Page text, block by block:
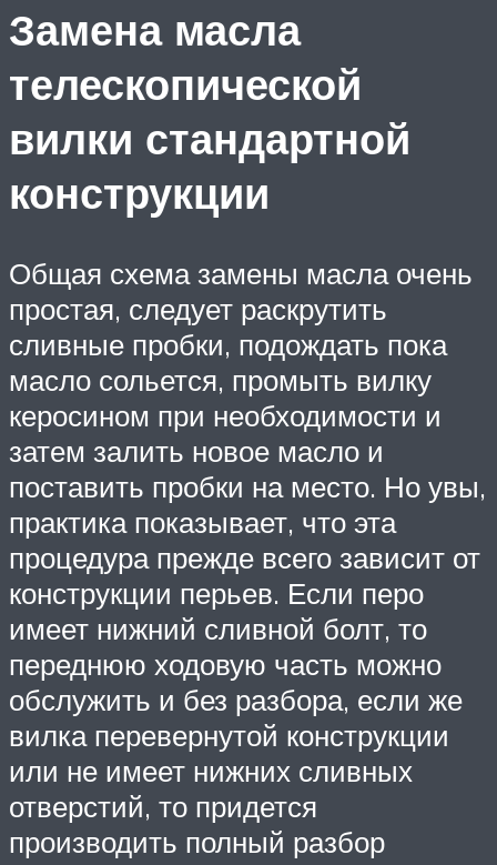
Замена масла
телескопической
вилки стандартной
конструкции
Общая схема замены масла очень
простая, следует раскрутить
сливные пробки, подождать пока
масло сольется, промыть вилку
керосином при необходимости и
затем залить новое масло и
поставить пробки на место. Но увы,
практика показывает, что эта
процедура прежде всего зависит от
конструкции перьев. Если перо
имеет нижний сливной болт, то
переднюю ходовую часть можно
обслужить и без разбора, если же
вилка перевернутой конструкции
или не имеет нижних сливных
отверстий, то придется
производить полный разбор